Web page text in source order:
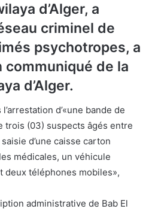
d’Alger, a
criminel de
psychotropes, a
communiqué de la
d’Alger.
d’«une bande de
trois (03) suspects âgés entre
d’une caisse carton
médicales, un véhicule
deux téléphones mobiles»,
administrative de Bab El